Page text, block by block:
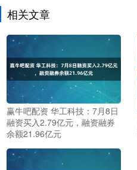
相关文章
赢牛吧配资 华工科技：7月8日
融资买入2.79亿元，融资融券
余额21.96亿元